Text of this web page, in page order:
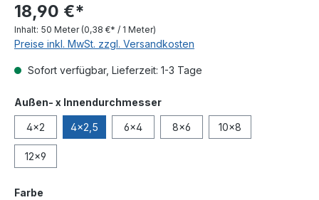
18,90 €*
Inhalt: 50 Meter (0,38 €* / 1 Meter)
Preise inkl. MwSt. zzgl. Versandkosten
Sofort verfügbar, Lieferzeit: 1-3 Tage
Außen- x Innendurchmesserauswählen
4x2 4x2,5 6x4 8x6 10x8
12x9
Farbe